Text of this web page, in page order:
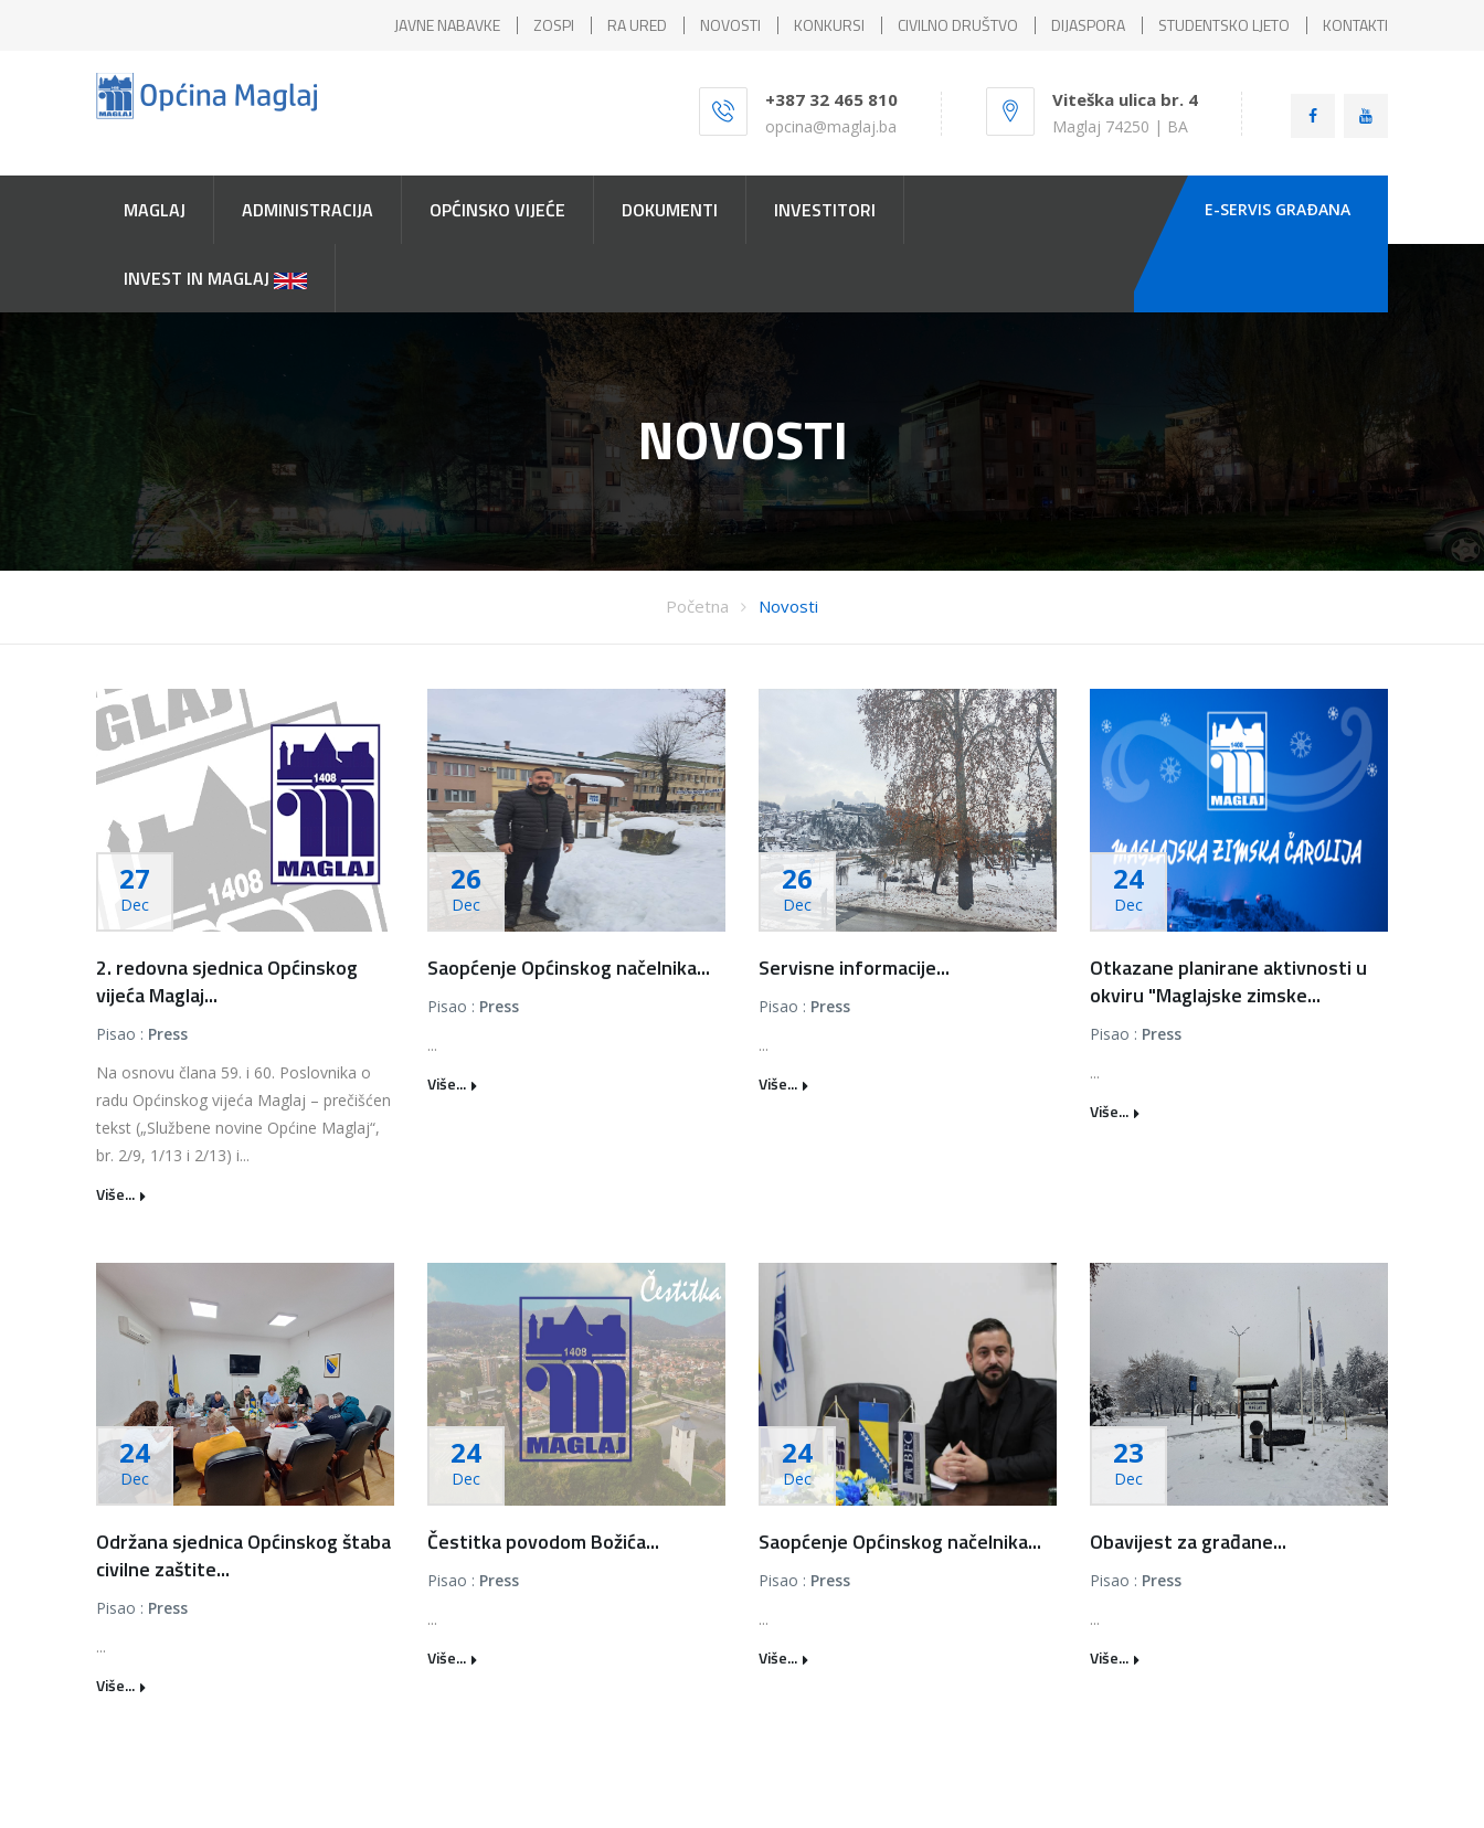
JAVNE NABAVKE ZOSPI RA URED NOVOSTI KONKURSI CIVILNO DRUŠTVO DIJASPORA STUDENTSKO LJETO KONTAKTI
+387 32 465 810
opcina@maglaj.ba
Viteška ulica br. 4
Maglaj 74250 | BA
MAGLAJ ADMINISTRACIJA OPĆINSKO VIJEĆE DOKUMENTI INVESTITORI
INVEST IN MAGLAJ
E-SERVIS GRAÐANA
NOVOSTI
Početna Novosti
27
Dec
2. redovna sjednica Općinskog
vijeća Maglaj...
Pisao : Press
Na osnovu člana 59. i 60. Poslovnika o
radu Općinskog vijeća Maglaj – prečišćen
tekst („Službene novine Općine Maglaj“,
br. 2/9, 1/13 i 2/13) i...
Više...
26
Dec
Saopćenje Općinskog načelnika...
Pisao : Press
...
Više...
26
Dec
Servisne informacije...
Pisao : Press
...
Više...
24
Dec
Otkazane planirane aktivnosti u
okviru "Maglajske zimske...
Pisao : Press
...
Više...
24
Dec
Održana sjednica Općinskog štaba
civilne zaštite...
Pisao : Press
...
Više...
24
Dec
Čestitka povodom Božića...
Pisao : Press
...
Više...
24
Dec
Saopćenje Općinskog načelnika...
Pisao : Press
...
Više...
23
Dec
Obavijest za građane...
Pisao : Press
...
Više...